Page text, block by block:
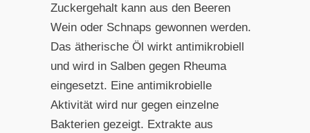
Zuckergehalt kann aus den Beeren
Wein oder Schnaps gewonnen werden.
Das ätherische Öl wirkt antimikrobiell
und wird in Salben gegen Rheuma
eingesetzt. Eine antimikrobielle
Aktivität wird nur gegen einzelne
Bakterien gezeigt. Extrakte aus